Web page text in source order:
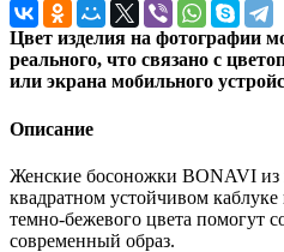
Цвет изделия на фотографии
реального, что связано с
или экрана мобильного
Описание
Женские босоножки BONAVI из
квадратном устойчивом
темно-бежевого цвета помогут
современный образ.